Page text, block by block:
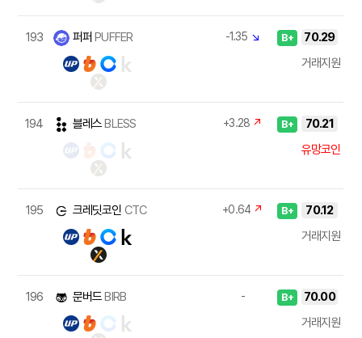
193 퍼퍼PUFFER -1.35 ↘ B+
70.29
거래지원
194 블레스BLESS +3.28 ↗ B+
70.21
유망코인
195 크레딧코인 CTC +0.64 ↗ B+
70.12
거래지원
196 문버드BIRB - B+
70.00
거래지원